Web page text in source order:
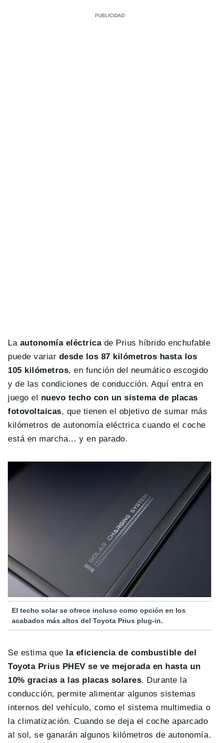
La autonomía eléctricade Prius híbrido enchufable
puede variar desde los 87 kilómetros hasta los
105 kilómetros, en función del neumático escogido
y de las condiciones de conducción. Aquí entra en
juego el nuevo techo con un sistema de placas
fotovoltaicas, que tienen el objetivo de sumar más
kilómetros de autonomía eléctrica cuando el coche
está en marcha… y en parado.
El techo solar se ofrece incluso como opción en los
acabados más altos del Toyota Prius plug-in.
Se estima que la eficiencia de combustible del
Toyota Prius PHEV se ve mejorada en hasta un
10% gracias a las placas solares. Durante la
conducción, permite alimentar algunos sistemas
internos del vehículo, como el sistema multimedia o
la climatización. Cuando se deja el coche aparcado
al sol, se ganarán algunos kilómetros de autonomía.